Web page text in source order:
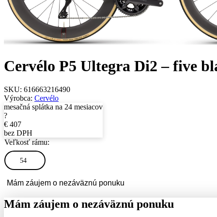
Cervélo P5 Ultegra Di2 – five
SKU: 616663216490
Výrobca: Cervélo
mesačná splátka na 24 mesiacov
?
€ 407
bez DPH
Veľkosť rámu:
54
Mám záujem o nezáväznú ponuku
Mám záujem o nezáväznú ponuku